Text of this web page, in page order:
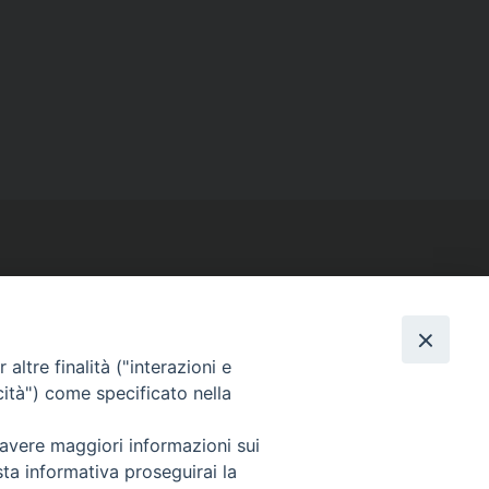
SEGUICI SU
Facebook
Instagram
X
altre finalità ("interazioni e
come specificato nella
maggiori informazioni sui
informativa proseguirai la